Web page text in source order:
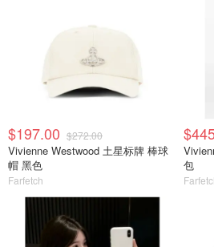
$197.00 $272.00
Vivienne Westwood 土星标牌 棒球
帽 黑色
Farfetch
包